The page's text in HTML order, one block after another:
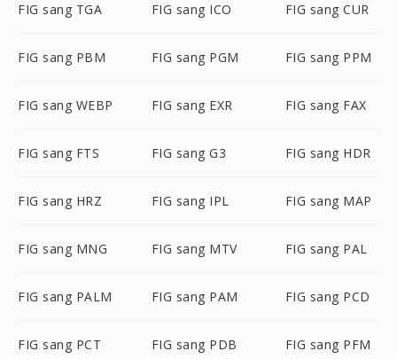
FIG sang TGA FIG sang ICO FIG sang CUR
FIG sang PBM FIG sang PGM FIG sang PPM
FIG sang WEBP FIG sang EXR FIG sang FAX
FIG sang FTS FIG sang G3 FIG sang HDR
FIG sang HRZ FIG sang IPL FIG sang MAP
FIG sang MNG FIG sang MTV FIG sang PAL
FIG sang PALM FIG sang PAM FIG sang PCD
FIG sang PCT FIG sang PDB FIG sang PFM